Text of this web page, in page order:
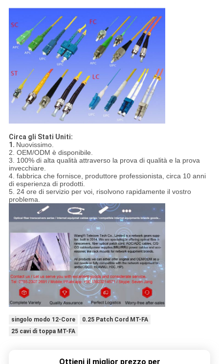
Circa gli Stati Uniti:
1. Nuovissimo.
2. OEM/ODM è disponibile.
3. 100% di alta qualità attraverso la prova di qualità e la prova
invecchiare.
4. fabbrica che fornisce, produttore professionista, circa 10 anni
di esperienza di prodotti.
5. 24 ore di servizio per voi, risolvono rapidamente il vostro
problema.
singolo modo 12-Core
0.25 Patch Cord MT-FA
25 cavi di toppa MT-FA
Ottieni il miglior prezzo per